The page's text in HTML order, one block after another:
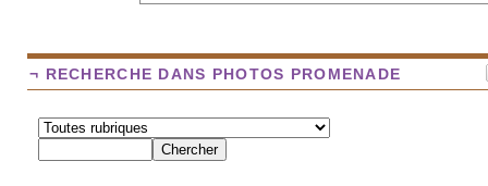
¬ RECHERCHE DANS PHOTOS PROMENADE